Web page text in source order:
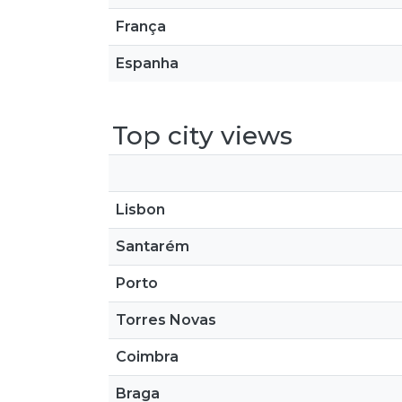
França
Espanha
Top city views
Lisbon
Santarém
Porto
Torres Novas
Coimbra
Braga